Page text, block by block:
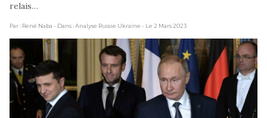
relais…
Par : René Naba - Dans : Analyse Russie Ukraine - Le 2 Mars 2023